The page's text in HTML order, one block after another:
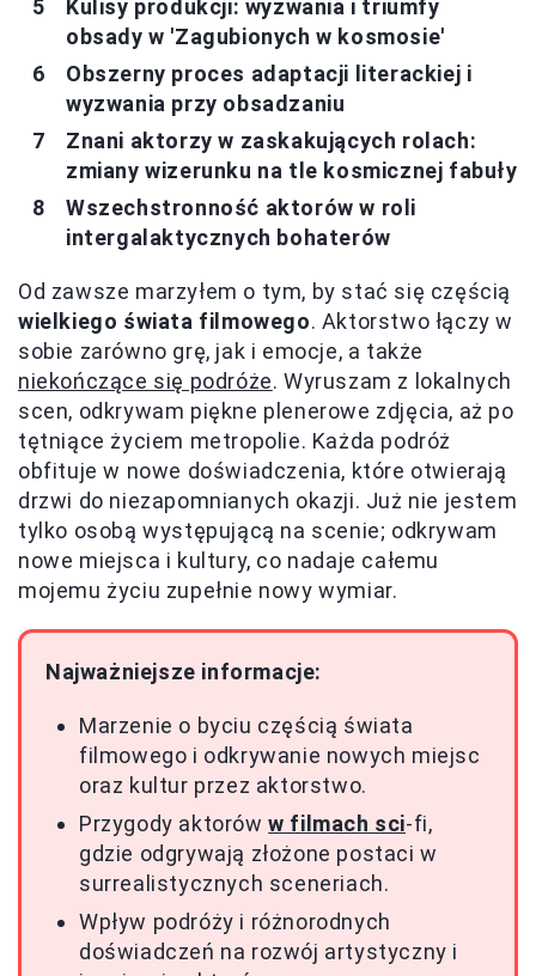
Kulisy produkcji: wyzwania i triumfy
obsady w 'Zagubionych w kosmosie'
Obszerny proces adaptacji literackiej i
wyzwania przy obsadzaniu
Znani aktorzy w zaskakujących rolach:
zmiany wizerunku na tle kosmicznej fabuły
Wszechstronność aktorów w roli
intergalaktycznych bohaterów
Od zawsze marzyłem o tym, by stać się częścią
wielkiego świata filmowego. Aktorstwo łączy w
sobie zarówno grę, jak i emocje, a także
niekończące się podróże. Wyruszam z lokalnych
scen, odkrywam piękne plenerowe zdjęcia, aż po
tętniące życiem metropolie. Każda podróż
obfituje w nowe doświadczenia, które otwierają
drzwi do niezapomnianych okazji. Już nie jestem
tylko osobą występującą na scenie; odkrywam
nowe miejsca i kultury, co nadaje całemu
mojemu życiu zupełnie nowy wymiar.
Najważniejsze informacje:
Marzenie o byciu częścią świata
filmowego i odkrywanie nowych miejsc
oraz kultur przez aktorstwo.
Przygody aktoróww filmach sci-fi,
gdzie odgrywają złożone postaci w
surrealistycznych sceneriach.
Wpływ podróży i różnorodnych
doświadczeń na rozwój artystyczny i